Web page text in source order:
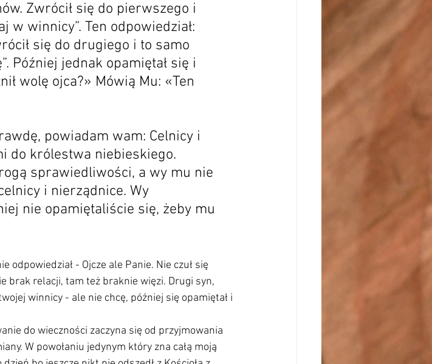
Zwrócił się do pierwszego i
w winnicy”. Ten odpowiedział:
się do drugiego i to samo
Później jednak opamiętał się i
wolę ojca?» Mówią Mu: «Ten
powiadam wam: Celnicy i
do królestwa niebieskiego.
sprawiedliwości, a wy mu nie
i nierządnice. Wy
nie opamiętaliście się, żeby mu
odpowiedział - Ojcze ale Panie. Nie czuł się
brak relacji, tam też braknie więzi. Drugi syn,
winnicy - ale nie chcę, później się opamiętał i
do wieczności zaczyna się od przyjmowania
W powołaniu jedynym który zna całą moją